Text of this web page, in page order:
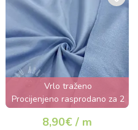
Vrlo traženo
Procijenjeno rasprodano za 2
dana
8,90€ / m